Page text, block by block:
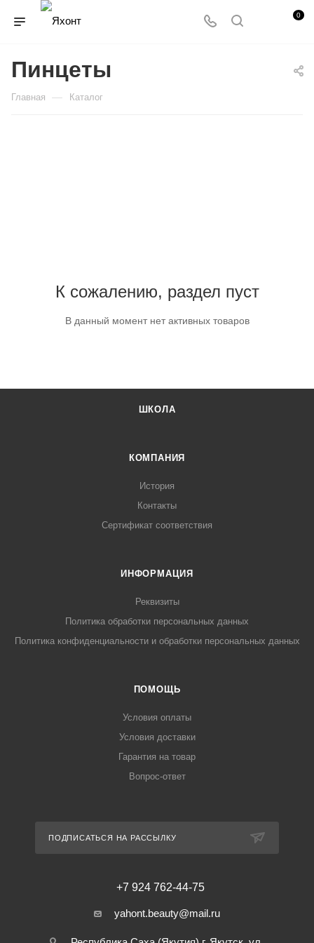
0
Пинцеты
Главная — Каталог
К сожалению, раздел пуст
В данный момент нет активных товаров
ШКОЛА
КОМПАНИЯ
История
Контакты
Сертификат соответствия
ИНФОРМАЦИЯ
Реквизиты
Политика обработки персональных данных
Политика конфиденциальности и обработки персональных данных
ПОМОЩЬ
Условия оплаты
Условия доставки
Гарантия на товар
Вопрос-ответ
ПОДПИСАТЬСЯ НА РАССЫЛКУ
+7 924 762-44-75
yahont.beauty@mail.ru